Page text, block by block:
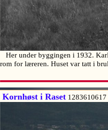
Her under byggingen i 1932.
rom for læreren. Huset var tatt i
Kornhøst i Raset